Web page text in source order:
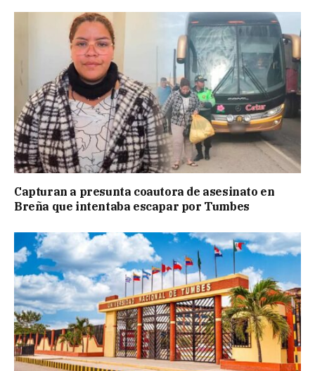
Capturan a presunta coautora de asesinato en
Breña que intentaba escapar por Tumbes